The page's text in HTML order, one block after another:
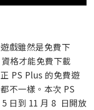
戲雖然是免費下
格才能免費下載
PS Plus 的免費遊
不一樣。本次 PS
日到 11 月 8 日開放